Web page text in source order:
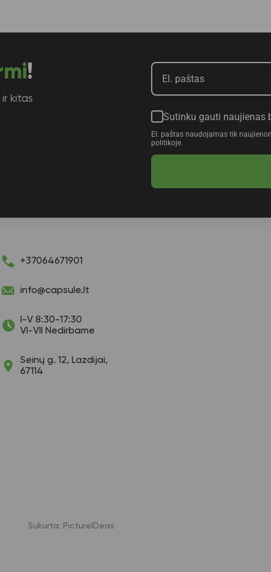
!
kitas
Sutinku gauti naujienas
El. paštas naudojamas tik
politikoje.
+37064671901
info@capsule.lt
I-V 8:30-17:30
VI-VII Nedirbame
Seinų g. 12, Lazdijai,
67114
Sukurta: PictureIDeas